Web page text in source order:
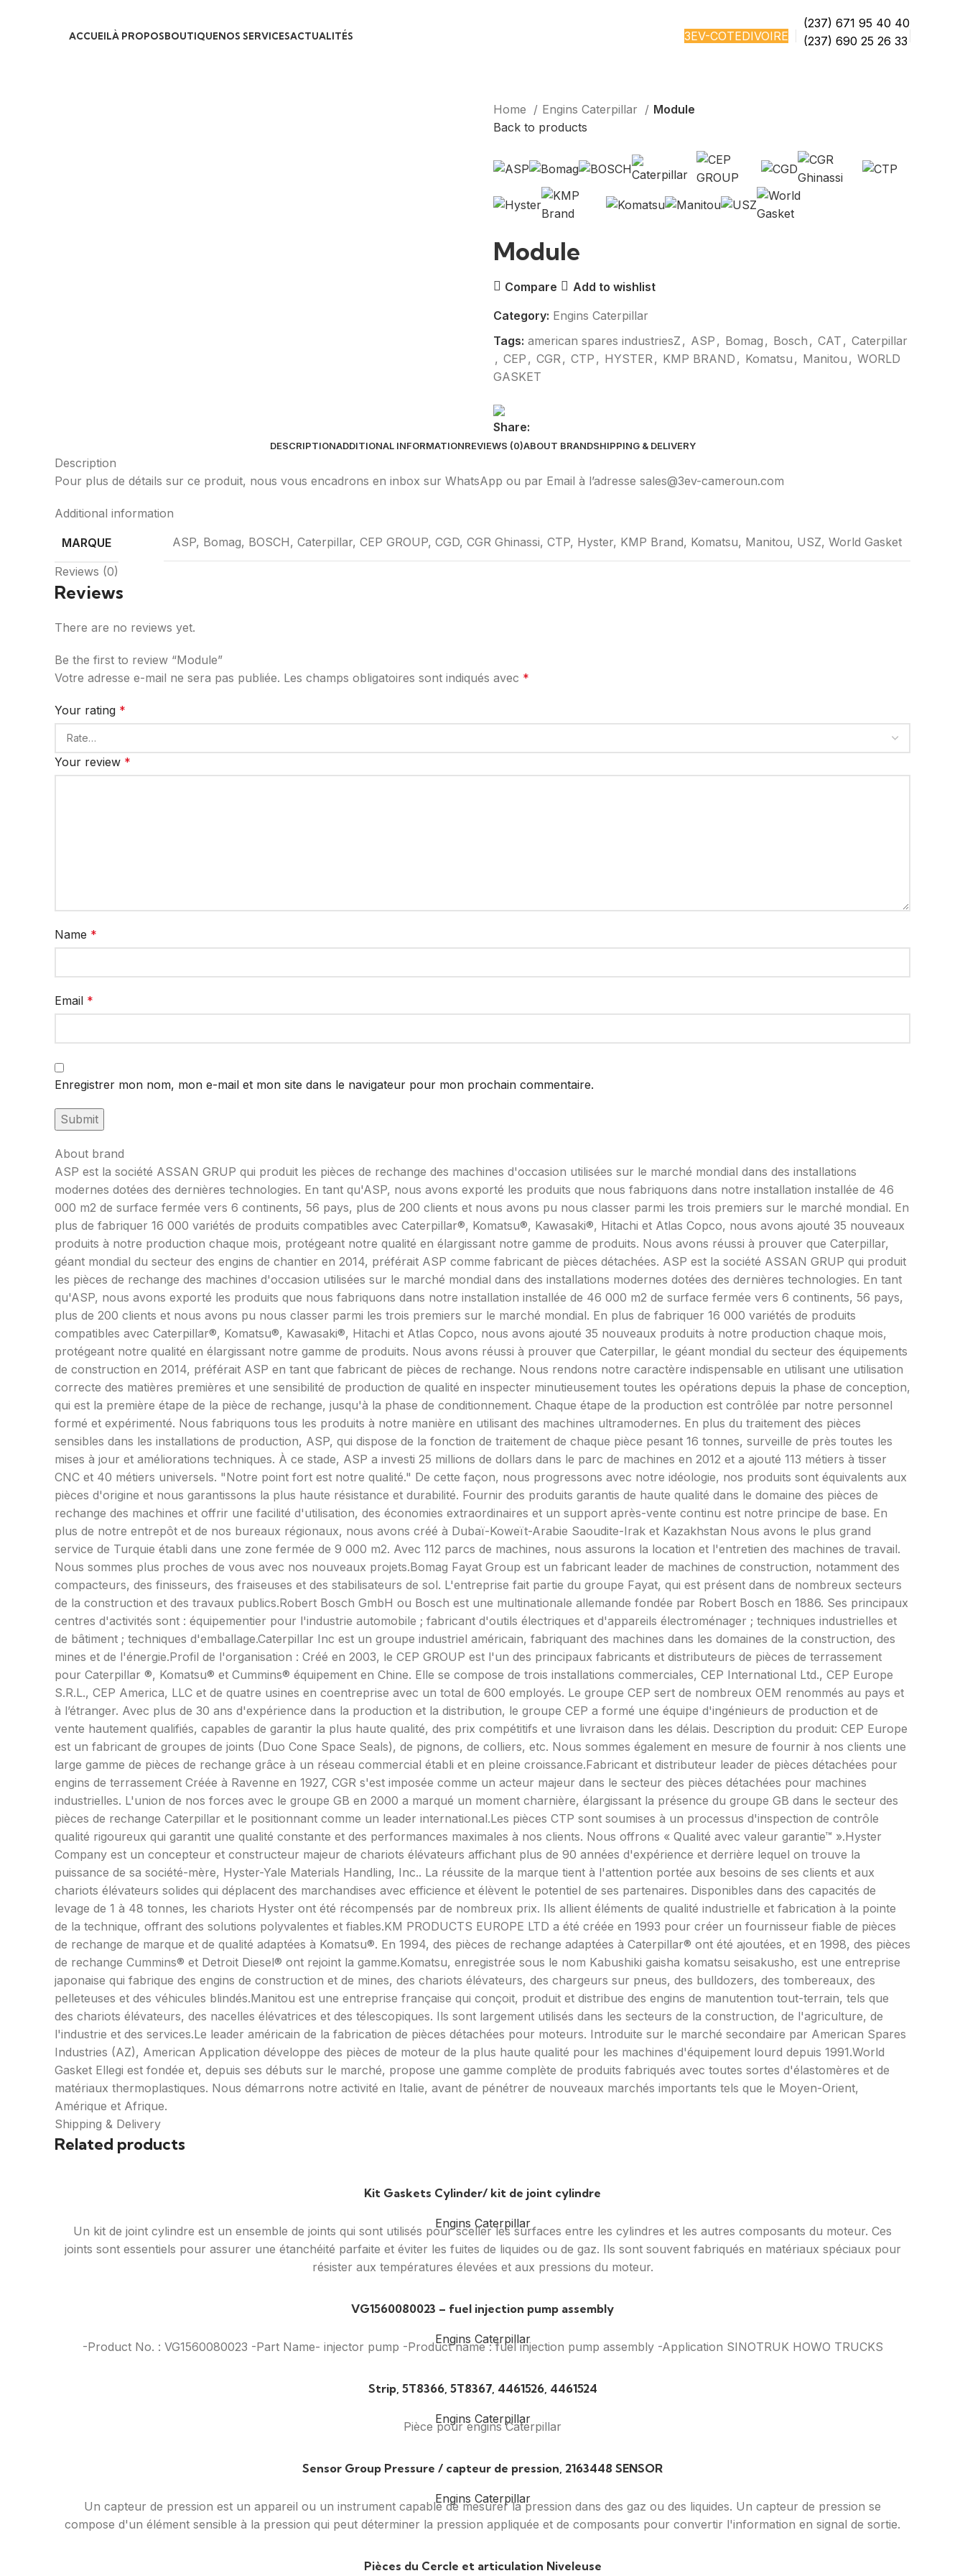
ACCUEILÀ PROPOSBOUTIQUENOS SERVICESACTUALITÉS 3EV-COTEDIVOIRE
(237) 671 95 40 40
(237) 690 25 26 33
Home Engins Caterpillar
Module
Back to products
Module
Compare Add to wishlist
Category: Engins Caterpillar
Tags: american spares industriesZ , ASP , Bomag , Bosch , CAT , Caterpillar
, CEP , CGR, CTP , HYSTER, KMP BRAND , Komatsu , Manitou , WORLD
GASKET
Share:
DESCRIPTIONADDITIONAL INFORMATIONREVIEWS (0)ABOUT BRANDSHIPPING & DELIVERY
Description
Pour plus de détails sur ce produit, nous vous encadrons en inbox sur WhatsApp ou par Email à l’adresse sales@3ev-cameroun.com
Additional information
MARQUE ASP, Bomag, BOSCH, Caterpillar, CEP GROUP, CGD, CGR Ghinassi, CTP, Hyster, KMP Brand, Komatsu, Manitou, USZ, World Gasket
Reviews (0)
Reviews
There are no reviews yet.
Be the first to review “Module”
Votre adresse e-mail ne sera pas publiée. Les champs obligatoires sont indiqués avec *
Your rating *
Your review *
Name *
Email *
Enregistrer mon nom, mon e-mail et mon site dans le navigateur pour mon prochain commentaire.
About brand
ASP est la société ASSAN GRUP qui produit les pièces de rechange des machines d'occasion utilisées sur le marché mondial dans des installations
modernes dotées des dernières technologies. En tant qu'ASP, nous avons exporté les produits que nous fabriquons dans notre installation installée de 46
000 m2 de surface fermée vers 6 continents, 56 pays, plus de 200 clients et nous avons pu nous classer parmi les trois premiers sur le marché mondial. En
plus de fabriquer 16 000 variétés de produits compatibles avec Caterpillar®, Komatsu®, Kawasaki®, Hitachi et Atlas Copco, nous avons ajouté 35 nouveaux
produits à notre production chaque mois, protégeant notre qualité en élargissant notre gamme de produits. Nous avons réussi à prouver que Caterpillar,
géant mondial du secteur des engins de chantier en 2014, préférait ASP comme fabricant de pièces détachées. ASP est la société ASSAN GRUP qui produit
les pièces de rechange des machines d'occasion utilisées sur le marché mondial dans des installations modernes dotées des dernières technologies. En tant
qu'ASP, nous avons exporté les produits que nous fabriquons dans notre installation installée de 46 000 m2 de surface fermée vers 6 continents, 56 pays,
plus de 200 clients et nous avons pu nous classer parmi les trois premiers sur le marché mondial. En plus de fabriquer 16 000 variétés de produits
compatibles avec Caterpillar®, Komatsu®, Kawasaki®, Hitachi et Atlas Copco, nous avons ajouté 35 nouveaux produits à notre production chaque mois,
protégeant notre qualité en élargissant notre gamme de produits. Nous avons réussi à prouver que Caterpillar, le géant mondial du secteur des équipements
de construction en 2014, préférait ASP en tant que fabricant de pièces de rechange. Nous rendons notre caractère indispensable en utilisant une utilisation
correcte des matières premières et une sensibilité de production de qualité en inspecter minutieusement toutes les opérations depuis la phase de conception,
qui est la première étape de la pièce de rechange, jusqu'à la phase de conditionnement. Chaque étape de la production est contrôlée par notre personnel
formé et expérimenté. Nous fabriquons tous les produits à notre manière en utilisant des machines ultramodernes. En plus du traitement des pièces
sensibles dans les installations de production, ASP, qui dispose de la fonction de traitement de chaque pièce pesant 16 tonnes, surveille de près toutes les
mises à jour et améliorations techniques. À ce stade, ASP a investi 25 millions de dollars dans le parc de machines en 2012 et a ajouté 113 métiers à tisser
CNC et 40 métiers universels. "Notre point fort est notre qualité." De cette façon, nous progressons avec notre idéologie, nos produits sont équivalents aux
pièces d'origine et nous garantissons la plus haute résistance et durabilité. Fournir des produits garantis de haute qualité dans le domaine des pièces de
rechange des machines et offrir une facilité d'utilisation, des économies extraordinaires et un support après-vente continu est notre principe de base. En
plus de notre entrepôt et de nos bureaux régionaux, nous avons créé à Dubaï-Koweït-Arabie Saoudite-Irak et Kazakhstan Nous avons le plus grand
service de Turquie établi dans une zone fermée de 9 000 m2. Avec 112 parcs de machines, nous assurons la location et l'entretien des machines de travail.
Nous sommes plus proches de vous avec nos nouveaux projets.Bomag Fayat Group est un fabricant leader de machines de construction, notamment des
compacteurs, des finisseurs, des fraiseuses et des stabilisateurs de sol. L'entreprise fait partie du groupe Fayat, qui est présent dans de nombreux secteurs
de la construction et des travaux publics.Robert Bosch GmbH ou Bosch est une multinationale allemande fondée par Robert Bosch en 1886. Ses principaux
centres d'activités sont : équipementier pour l'industrie automobile ; fabricant d'outils électriques et d'appareils électroménager ; techniques industrielles et
de bâtiment ; techniques d'emballage.Caterpillar Inc est un groupe industriel américain, fabriquant des machines dans les domaines de la construction, des
mines et de l'énergie.Profil de l'organisation : Créé en 2003, le CEP GROUP est l'un des principaux fabricants et distributeurs de pièces de terrassement
pour Caterpillar ®, Komatsu® et Cummins® équipement en Chine. Elle se compose de trois installations commerciales, CEP International Ltd., CEP Europe
S.R.L., CEP America, LLC et de quatre usines en coentreprise avec un total de 600 employés. Le groupe CEP sert de nombreux OEM renommés au pays et
à l’étranger. Avec plus de 30 ans d'expérience dans la production et la distribution, le groupe CEP a formé une équipe d'ingénieurs de production et de
vente hautement qualifiés, capables de garantir la plus haute qualité, des prix compétitifs et une livraison dans les délais. Description du produit: CEP Europe
est un fabricant de groupes de joints (Duo Cone Space Seals), de pignons, de colliers, etc. Nous sommes également en mesure de fournir à nos clients une
large gamme de pièces de rechange grâce à un réseau commercial établi et en pleine croissance.Fabricant et distributeur leader de pièces détachées pour
engins de terrassement Créée à Ravenne en 1927, CGR s'est imposée comme un acteur majeur dans le secteur des pièces détachées pour machines
industrielles. L'union de nos forces avec le groupe GB en 2000 a marqué un moment charnière, élargissant la présence du groupe GB dans le secteur des
pièces de rechange Caterpillar et le positionnant comme un leader international.Les pièces CTP sont soumises à un processus d'inspection de contrôle
qualité rigoureux qui garantit une qualité constante et des performances maximales à nos clients. Nous offrons « Qualité avec valeur garantie™ ».Hyster
Company est un concepteur et constructeur majeur de chariots élévateurs affichant plus de 90 années d'expérience et derrière lequel on trouve la
puissance de sa société-mère, Hyster-Yale Materials Handling, Inc.. La réussite de la marque tient à l'attention portée aux besoins de ses clients et aux
chariots élévateurs solides qui déplacent des marchandises avec efficience et élèvent le potentiel de ses partenaires. Disponibles dans des capacités de
levage de 1 à 48 tonnes, les chariots Hyster ont été récompensés par de nombreux prix. Ils allient éléments de qualité industrielle et fabrication à la pointe
de la technique, offrant des solutions polyvalentes et fiables.KM PRODUCTS EUROPE LTD a été créée en 1993 pour créer un fournisseur fiable de pièces
de rechange de marque et de qualité adaptées à Komatsu®. En 1994, des pièces de rechange adaptées à Caterpillar® ont été ajoutées, et en 1998, des pièces
de rechange Cummins® et Detroit Diesel® ont rejoint la gamme.Komatsu, enregistrée sous le nom Kabushiki gaisha komatsu seisakusho, est une entreprise
japonaise qui fabrique des engins de construction et de mines, des chariots élévateurs, des chargeurs sur pneus, des bulldozers, des tombereaux, des
pelleteuses et des véhicules blindés.Manitou est une entreprise française qui conçoit, produit et distribue des engins de manutention tout-terrain, tels que
des chariots élévateurs, des nacelles élévatrices et des télescopiques. Ils sont largement utilisés dans les secteurs de la construction, de l'agriculture, de
l'industrie et des services.Le leader américain de la fabrication de pièces détachées pour moteurs. Introduite sur le marché secondaire par American Spares
Industries (AZ), American Application développe des pièces de moteur de la plus haute qualité pour les machines d'équipement lourd depuis 1991.World
Gasket Ellegi est fondée et, depuis ses débuts sur le marché, propose une gamme complète de produits fabriqués avec toutes sortes d'élastomères et de
matériaux thermoplastiques. Nous démarrons notre activité en Italie, avant de pénétrer de nouveaux marchés importants tels que le Moyen-Orient,
Amérique et Afrique.
Shipping & Delivery
Related products
Kit Gaskets Cylinder/ kit de joint cylindre
Engins Caterpillar
Un kit de joint cylindre est un ensemble de joints qui sont utilisés pour sceller les surfaces entre les cylindres et les autres composants du moteur. Ces
joints sont essentiels pour assurer une étanchéité parfaite et éviter les fuites de liquides ou de gaz. Ils sont souvent fabriqués en matériaux spéciaux pour
résister aux températures élevées et aux pressions du moteur.
VG1560080023 – fuel injection pump assembly
Engins Caterpillar
-Product No. : VG1560080023 -Part Name- injector pump -Product name : fuel injection pump assembly -Application SINOTRUK HOWO TRUCKS
Strip, 5T8366, 5T8367, 4461526, 4461524
Engins Caterpillar
Pièce pour engins Caterpillar
Sensor Group Pressure / capteur de pression, 2163448 SENSOR
Engins Caterpillar
Un capteur de pression est un appareil ou un instrument capable de mesurer la pression dans des gaz ou des liquides. Un capteur de pression se
compose d'un élément sensible à la pression qui peut déterminer la pression appliquée et de composants pour convertir l'information en signal de sortie.
Pièces du Cercle et articulation Niveleuse